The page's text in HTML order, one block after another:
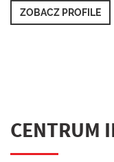
ZOBACZ PROFILE
CENTRUM